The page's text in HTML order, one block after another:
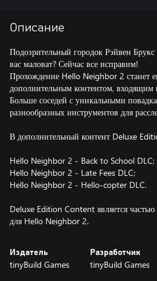
Описание
Подозрительный городок Рэйвен
вас маловат? Сейчас все исправим!
Прохождение Hello Neighbor 2 станет
дополнительным контентом,
Больше соседей с уникальными
разнообразных инструментов для
В дополнительный контент Deluxe
Hello Neighbor 2 - Back to School DLC;
Hello Neighbor 2 - Late Fees DLC;
Hello Neighbor 2 - Hello-copter DLC.
Deluxe Edition Content является
для Hello Neighbor 2.
Издатель
tinyBuild Games
Разработчик
tinyBuild Games